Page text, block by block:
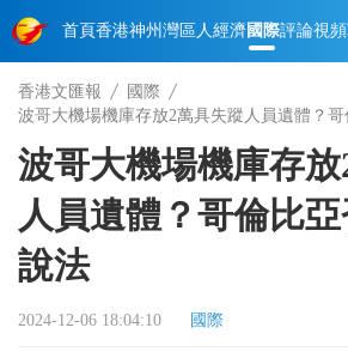
首頁香港神州 灣區人經濟國際評論視頻
香港文匯報
國際
波哥大機場機庫存放2萬具失蹤人員遺體？
波哥大機場機庫存
人員遺體？哥倫比
說法
2024-12-06 18:04:10 國際